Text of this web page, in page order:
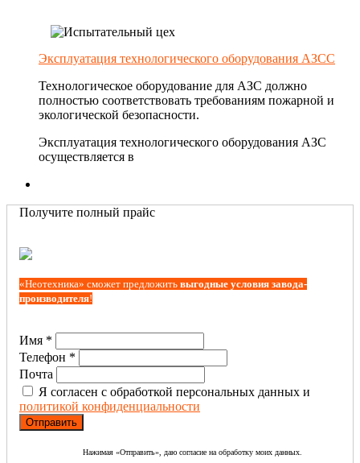
Эксплуатация технологического оборудования АЗСС
Технологическое оборудование для АЗС должно
полностью соответствовать требованиям пожарной и
экологической безопасности.
Эксплуатация технологического оборудования АЗС
осуществляется в
Получите полный прайс
«Неотехника» сможет предложить выгодные условия завода-
производителя!
Имя *
Телефон *
Почта
Я согласен с обработкой персональных данных и
политикой конфиденциальности
Нажимая «Отправить», даю согласие на обработку моих данных.